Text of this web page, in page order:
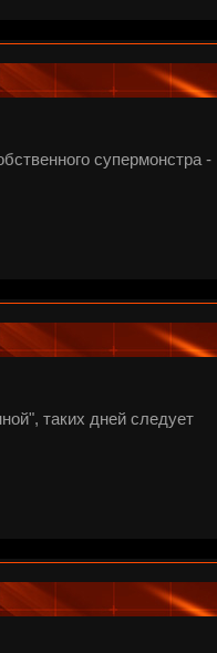
супермонстра -
таких дней следует